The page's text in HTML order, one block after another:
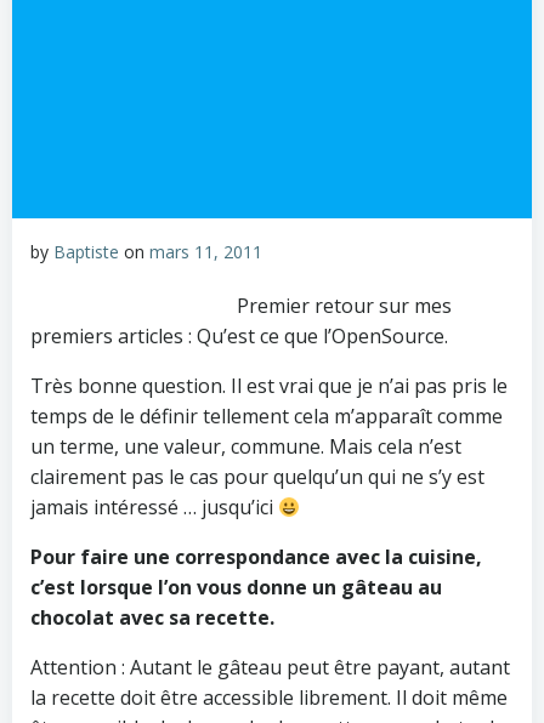
by Baptiste on mars 11, 2011
Premier retour sur mes
premiers articles : Qu’est ce que l’OpenSource.
Très bonne question. Il est vrai que je n’ai pas pris le
temps de le définir tellement cela m’apparaît comme
un terme, une valeur, commune. Mais cela n’est
clairement pas le cas pour quelqu’un qui ne s’y est
jamais intéressé … jusqu’ici
Pour faire une correspondance avec la cuisine,
c’est lorsque l’on vous donne un gâteau au
chocolat avec sa recette.
Attention : Autant le gâteau peut être payant, autant
la recette doit être accessible librement. Il doit même